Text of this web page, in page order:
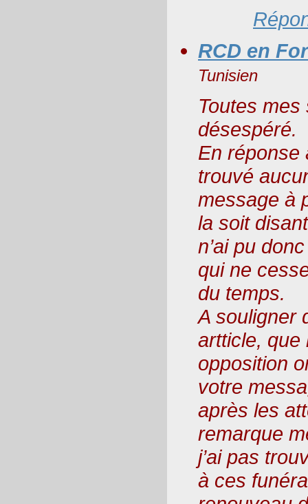
RCD en
Tunisien
Toutes mes
désespéré.
En réponse
trouvé
message à
la soit
n’ai pu
qui ne
du temps.
A souligner
artticle, que
opposition
votre
après les
remarque
j’ai pas
à ces